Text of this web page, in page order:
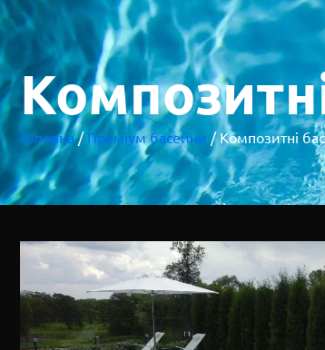
Головна/ Преміум басейни / Композитні